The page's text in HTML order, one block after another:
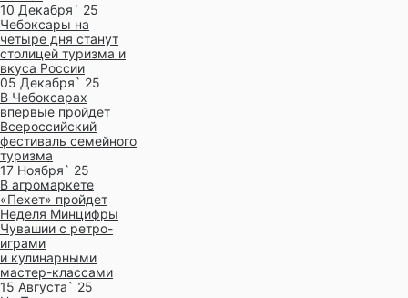
10 Декабря` 25
Чебоксары на
четыре дня станут
столицей туризма и
вкуса России
05 Декабря` 25
В Чебоксарах
впервые пройдет
Всероссийский
фестиваль семейного
туризма
17 Ноября` 25
В агромаркете
«Пехет» пройдет
Неделя Минцифры
Чувашии с ретро-
играми
и кулинарными
мастер-классами
15 Августа` 25